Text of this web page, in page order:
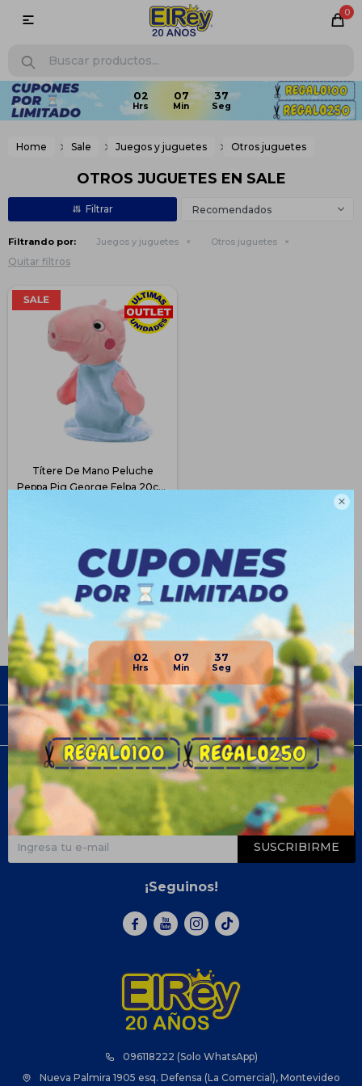

02 07 36
0

02 07 36
Home Sale Juegos y juguetes Otros juguetes
OTROS JUGUETES EN SALE
Recomendados
Filtrando por: Juegos y juguetes Otros juguetes
Quitar filtros
Títere De Mano Peluche
Peppa Pig George Felpa 20cm
$ 313
$ 331
Disponible Envío
096118222 (Solo WhatsApp)
Nueva Palmira 1905 esq. Defensa (La Comercial), Montevideo
Empresa
Compra
Newsletter
¡Suscribite y recibí todas nuestras novedades!
SUSCRIBIRME
¡Seguinos!
  